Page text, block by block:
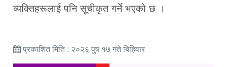
व्यक्तिहरूलाई पनि सूचीकृत गर्ने भएको छ ।
प्रकाशित मिति : २०२६ पुष १७ गते बिहिवार